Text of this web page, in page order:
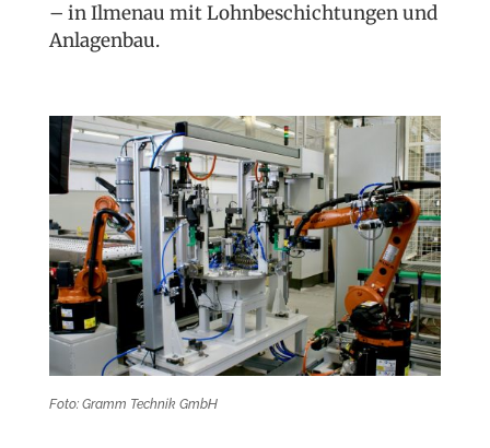
– in Ilmenau mit Lohn­beschichtungen und
Anlagenbau.
Foto: Gramm Technik GmbH